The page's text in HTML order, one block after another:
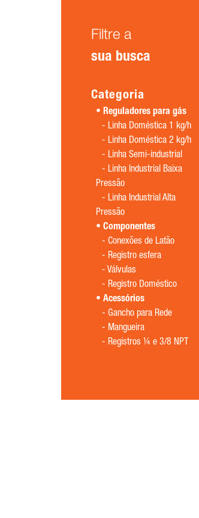
Filtre a
sua busca
Categoria
Reguladores para gás
- Linha Doméstica 1 kg/h
- Linha Doméstica 2 kg/h
- Linha Semi-industrial
- Linha Industrial Baixa
Pressão
- Linha Industrial Alta
Pressão
Componentes
- Conexões de Latão
- Registro esfera
- Válvulas
- Registro Doméstico
Acessórios
- Gancho para Rede
- Mangueira
- Registros ¼ e 3/8 NPT